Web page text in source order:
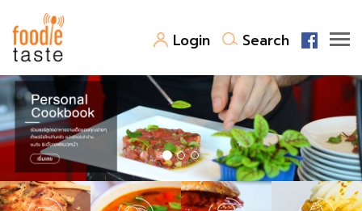
Login Search
สูตรอาหาร
สูตรอาหารล่าสุด
Top Foodie
พาไปชิม
สารพันก้นครัว